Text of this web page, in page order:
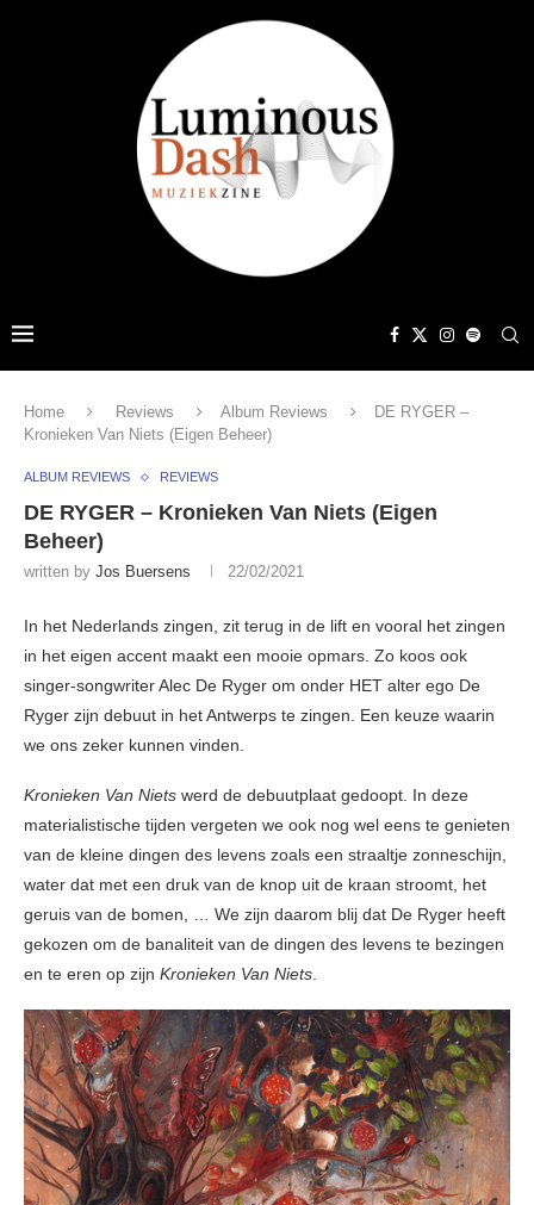
Home Reviews Album Reviews
DE RYGER –
Kronieken Van Niets (Eigen Beheer)
ALBUM REVIEWS REVIEWS
DE RYGER – Kronieken Van Niets (Eigen
Beheer)
written by Jos Buersens 22/02/2021
In het Nederlands zingen, zit terug in de lift en vooral het zingen
in het eigen accent maakt een mooie opmars. Zo koos ook
singer-songwriter Alec De Ryger om onder HET alter ego De
Ryger zijn debuut in het Antwerps te zingen. Een keuze waarin
we ons zeker kunnen vinden.
Kronieken Van Niets werd de debuutplaat gedoopt. In deze
materialistische tijden vergeten we ook nog wel eens te genieten
van de kleine dingen des levens zoals een straaltje zonneschijn,
water dat met een druk van de knop uit de kraan stroomt, het
geruis van de bomen, … We zijn daarom blij dat De Ryger heeft
gekozen om de banaliteit van de dingen des levens te bezingen
en te eren op zijn Kronieken Van Niets.